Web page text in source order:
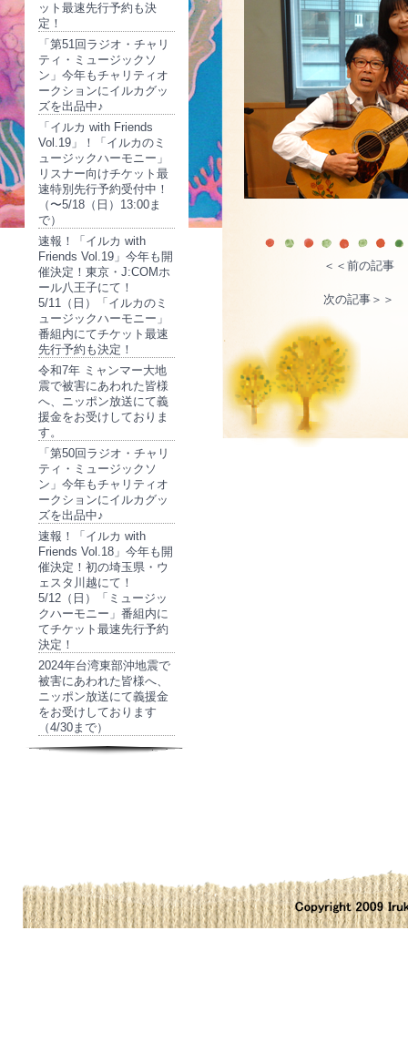
ット最速先行予約も決
定！
「第51回ラジオ・チャリ
ティ・ミュージックソ
ン」今年もチャリティオ
ークションにイルカグッ
ズを出品中♪
「イルカ with Friends
Vol.19」！「イルカのミ
ュージックハーモニー」
リスナー向けチケット最
速特別先行予約受付中！
（〜5/18（日）13:00ま
で）
速報！「イルカ with
Friends Vol.19」今年も開
催決定！東京・J:COMホ
ール八王子にて！
5/11（日）「イルカのミ
ュージックハーモニー」
番組内にてチケット最速
先行予約も決定！
令和7年 ミャンマー大地
震で被害にあわれた皆様
へ、ニッポン放送にて義
援金をお受けしておりま
す。
「第50回ラジオ・チャリ
ティ・ミュージックソ
ン」今年もチャリティオ
ークションにイルカグッ
ズを出品中♪
速報！「イルカ with
Friends Vol.18」今年も開
催決定！初の埼玉県・ウ
ェスタ川越にて！
5/12（日）「ミュージッ
クハーモニー」番組内に
てチケット最速先行予約
決定！
2024年台湾東部沖地震で
被害にあわれた皆様へ、
ニッポン放送にて義援金
をお受けしております
（4/30まで）
＜＜前の記事
次の記事＞＞